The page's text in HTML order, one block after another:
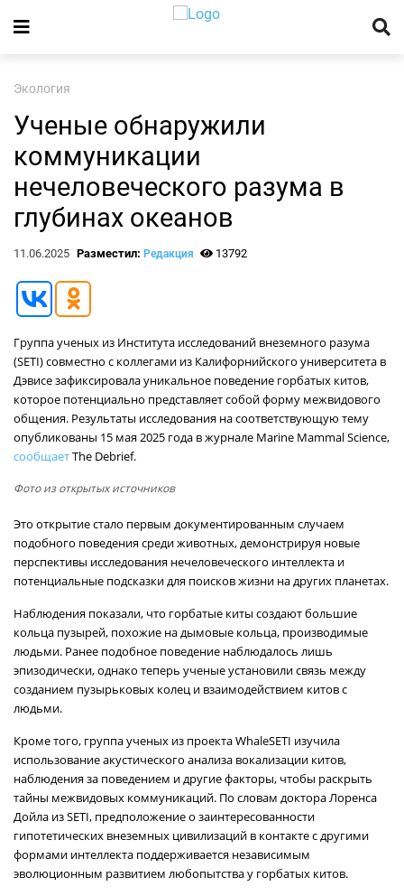
Экология
Ученые обнаружили
коммуникации
нечеловеческого разума в
глубинах океанов
11.06.2025 Разместил: Редакция 13792
Группа ученых из Института исследований внеземного разума
(SETI) совместно с коллегами из Калифорнийского университета в
Дэвисе зафиксировала уникальное поведение горбатых китов,
которое потенциально представляет собой форму межвидового
общения. Результаты исследования на соответствующую тему
опубликованы 15 мая 2025 года в журнале Marine Mammal Science,
сообщаетThe Debrief.
Фото из открытых источников
Это открытие стало первым документированным случаем
подобного поведения среди животных, демонстрируя новые
перспективы исследования нечеловеческого интеллекта и
потенциальные подсказки для поисков жизни на других планетах.
Наблюдения показали, что горбатые киты создают большие
кольца пузырей, похожие на дымовые кольца, производимые
людьми. Ранее подобное поведение наблюдалось лишь
эпизодически, однако теперь ученые установили связь между
созданием пузырьковых колец и взаимодействием китов с
людьми.
Кроме того, группа ученых из проекта WhaleSETI изучила
использование акустического анализа вокализации китов,
наблюдения за поведением и другие факторы, чтобы раскрыть
тайны межвидовых коммуникаций. По словам доктора Лоренса
Дойла из SETI, предположение о заинтересованности
гипотетических внеземных цивилизаций в контакте с другими
формами интеллекта поддерживается независимым
эволюционным развитием любопытства у горбатых китов.